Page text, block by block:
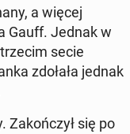
a więcej
Gauff. Jednak w
secie
zdołała jednak
Za­koń­czył się po